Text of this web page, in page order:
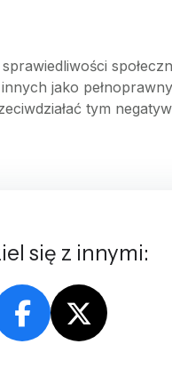
jako
tym
się z innymi: